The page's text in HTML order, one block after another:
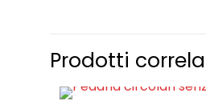
Prodotti